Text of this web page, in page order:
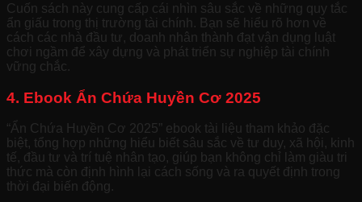
Cuốn sách này cung cấp cái nhìn sâu sắc về những quy tắc
ẩn giấu trong thị trường tài chính. Bạn sẽ hiểu rõ hơn về
cách các nhà đầu tư, doanh nhân thành đạt vận dụng luật
chơi ngầm để xây dựng và phát triển sự nghiệp tài chính
vững chắc.
4. Ebook Ẩn Chứa Huyền Cơ 2025
“Ẩn Chứa Huyền Cơ 2025” ebook tài liệu tham khảo đặc
biệt, tổng hợp những hiểu biết sâu sắc về tư duy, xã hội, kinh
tế, đầu tư và trí tuệ nhân tạo, giúp bạn không chỉ làm giàu tri
thức mà còn định hình lại cách sống và ra quyết định trong
thời đại biến động.